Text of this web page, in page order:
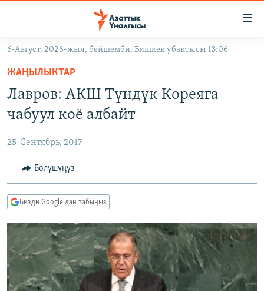
Навигацияга
өтүңүз
Издөөгө
салыңызКЫРГЫЗСТАН
ЭКОНОМИКА
МАДАНИЯТ
ДҮЙНӨ
БОРБОР АЗИЯ
УКРАИНА
АТАЙЫН ИЛИКТӨӨ
ТВ ПРОГРАММАЛАР
ЭКСПЕРТТЕР ТАЛДАЙТ
БИЗ ЖАНА ДҮЙНӨ
ДАНИСТЕ
ЭЖЕ-СИҢДИЛЕР
ӨЗГӨЧӨ ПИКИР
Русский
ОНЛАЙН ШЕРИНЕ
6-Август, 2026-жыл, бейшемби, Бишкек убактысы 13:06
ЖАҢЫЛЫКТАР
Лавров: АКШ Түндүк Кореяга
чабуул коё албайт
25-Сентябрь, 2017
Бөлүшүңүз
Бизди Google'дан табыңыз